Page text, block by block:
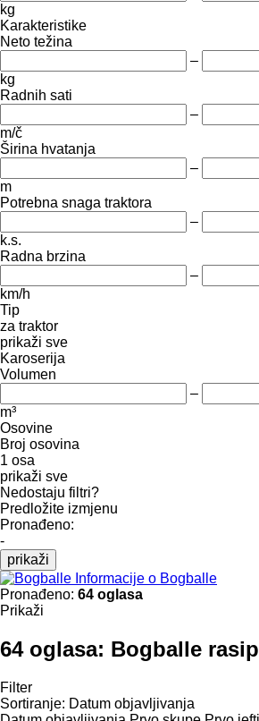
kg
Karakteristike
Neto težina
–
kg
Radnih sati
–
m/č
Širina hvatanja
–
m
Potrebna snaga traktora
–
k.s.
Radna brzina
–
km/h
Tip
za traktor
prikaži sve
Karoserija
Volumen
–
m³
Osovine
Broj osovina
1 osa
prikaži sve
Nedostaju filtri?
Predložite izmjenu
Pronađeno:
-
prikaži
Informacije o Bogballe
Pronađeno: 64 oglasa
Prikaži
64 oglasa: Bogballe
Filter
Sortiranje: Datum objavljivanja